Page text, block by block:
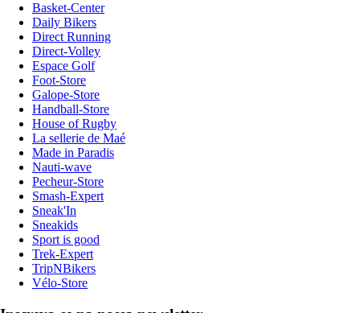
Basket-Center
Daily Bikers
Direct Running
Direct-Volley
Espace Golf
Foot-Store
Galope-Store
Handball-Store
House of Rugby
La sellerie de Maé
Made in Paradis
Nauti-wave
Pecheur-Store
Smash-Expert
Sneak'In
Sneakids
Sport is good
Trek-Expert
TripNBikers
Vélo-Store